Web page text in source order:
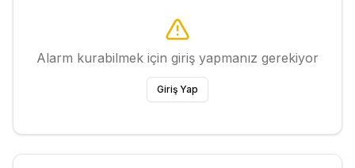
Alarm kurabilmek için giriş yapmanız gerekiyor
Giriş Yap